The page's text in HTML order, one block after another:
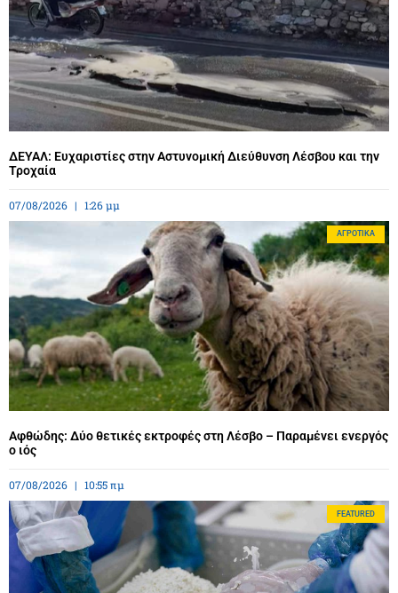
ΔΕΥΑΛ: Ευχαριστίες στην Αστυνομική Διεύθυνση Λέσβου και την
Τροχαία
07/08/2026 1:26 μμ
ΑΓΡΟΤΙΚΆ
Αφθώδης: Δύο θετικές εκτροφές στη Λέσβο – Παραμένει ενεργός
ο ιός
07/08/2026 10:55 πμ
FEATURED